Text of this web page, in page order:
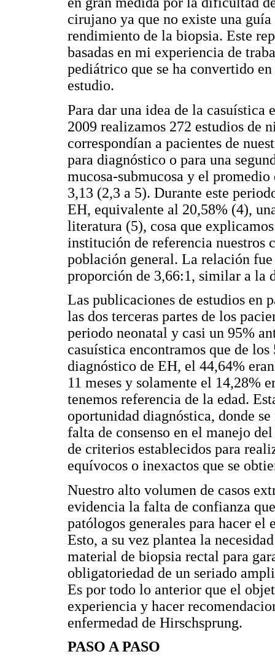
cirujano ya que no existe una
rendimiento de la biopsia. Este
basadas en mi experiencia de
pediátrico que se ha convertido
estudio.
Para dar una idea de la casuística
2009 realizamos 272 estudios de
correspondían a pacientes de
para diagnóstico o para una
mucosa-submucosa y el
3,13 (2,3 a 5). Durante este
EH, equivalente al 20,58% (4),
literatura (5), cosa que
institución de referencia nuestros
población general. La relación
proporción de 3,66:1, similar a la
Las publicaciones de estudios en
las dos terceras partes de los
periodo neonatal y casi un 95%
casuística encontramos que de
diagnóstico de EH, el 44,64%
11 meses y solamente el 14,28%
tenemos referencia de la edad.
oportunidad diagnóstica, donde
falta de consenso en el manejo
de criterios establecidos para
equívocos o inexactos que se
Nuestro alto volumen de casos
evidencia la falta de confianza
patólogos generales para hacer
Esto, a su vez plantea la
material de biopsia rectal para
obligatoriedad de un seriado
Es por todo lo anterior que el
experiencia y hacer
enfermedad de Hirschsprung.
PASO A PASO